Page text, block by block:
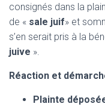
consignés dans la
de « sale juif» et
s’en serait pris à la
juive ».
Réaction et
Plainte